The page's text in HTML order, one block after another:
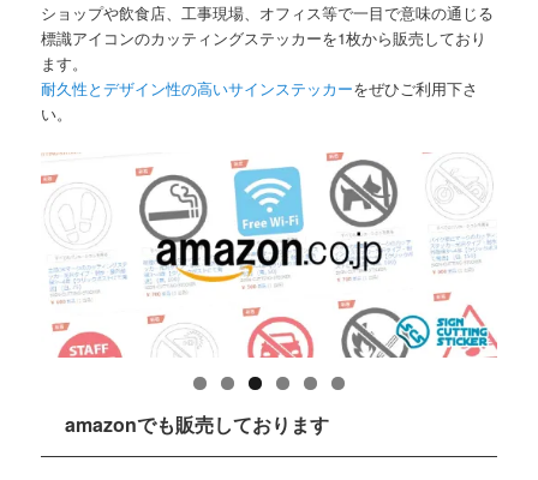
ショップや飲食店、工事現場、オフィス等で一目で意味の通じる
標識アイコンのカッティングステッカーを1枚から販売しており
ます。
耐久性とデザイン性の高いサインステッカーをぜひご利用下さ
い。
amazonでも販売しております